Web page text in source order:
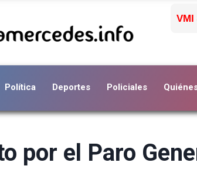
VMI
Política Deportes Policiales
por el Paro